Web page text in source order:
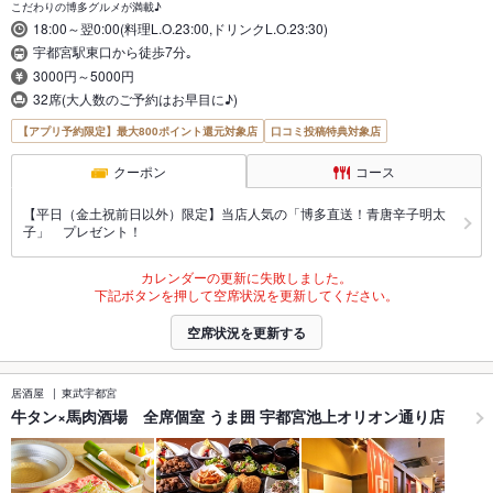
こだわりの博多グルメが満載♪
18:00～翌0:00(料理L.O.23:00,ドリンクL.O.23:30)
宇都宮駅東口から徒歩7分｡
3000円～5000円
32席(大人数のご予約はお早目に♪)
【アプリ予約限定】最大800ポイント還元対象店 口コミ投稿特典対象店
クーポン コース
【平日（金土祝前日以外）限定】当店人気の「博多直送！青唐辛子明太
子」 プレゼント！
カレンダーの更新に失敗しました。
下記ボタンを押して空席状況を更新してください。
空席状況を更新する
居酒屋 東武宇都宮
牛タン×馬肉酒場 全席個室 うま囲 宇都宮池上オリオン通り店